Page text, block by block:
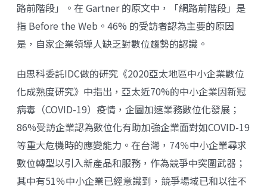
路前階段」。在 Gartner 的原文中，「網路前階段」是
指 Before the Web。46% 的受訪者認為主要的原因
是，自家企業領導人缺乏對數位趨勢的認識。
由思科委託IDC做的研究《2020亞太地區中小企業數位
化成熟度研究》中指出，亞太近70%的中小企業因新冠
病毒（COVID-19）疫情，企圖加速業務數位化發展；
86%受訪企業認為數位化有助加強企業面對如COVID-19
等重大危機時的應變能力。在台灣，74％中小企業尋求
數位轉型以引入新產品和服務，作為競爭中突圍武器；
其中有51％中小企業已經意識到，競爭場域已和以往不